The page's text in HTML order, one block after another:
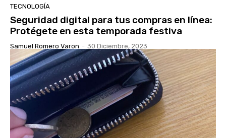
TECNOLOGÍA
Seguridad digital para tus compras en línea:
Protégete en esta temporada festiva
Samuel Romero Varon - 30 Diciembre, 2023